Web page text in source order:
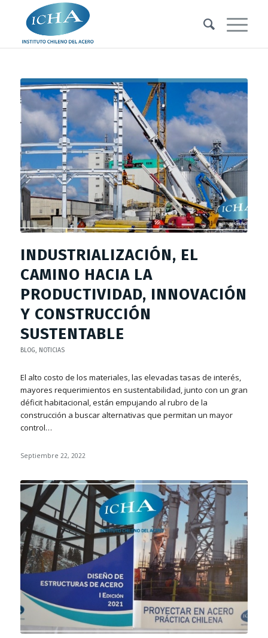
INDUSTRIALIZACIÓN, EL
CAMINO HACIA LA
PRODUCTIVIDAD, INNOVACIÓN
Y CONSTRUCCIÓN
SUSTENTABLE
BLOG, NOTICIAS
El alto costo de los materiales, las elevadas tasas de interés,
mayores requerimientos en sustentabilidad, junto con un gran
déficit habitacional, están empujando al rubro de la
construcción a buscar alternativas que permitan un mayor
control…
Septiembre 22, 2022